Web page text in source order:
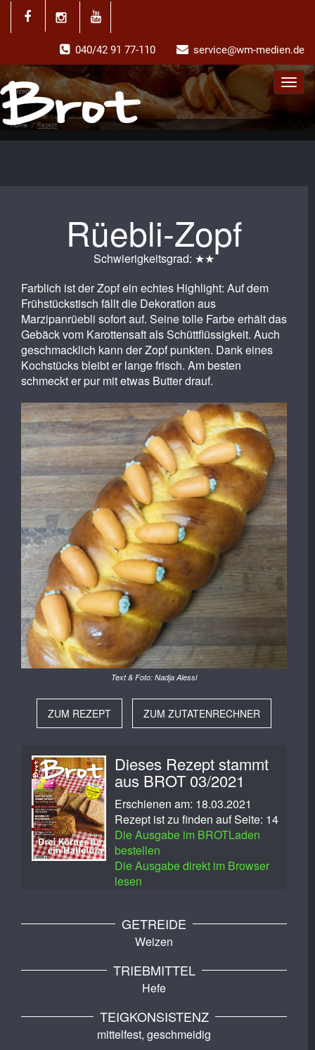
040/42 91 77-110 service@wm-medien.de
Rezept
Home / Rezept
Rüebli-Zopf
Schwierigkeitsgrad: ★★
Farblich ist der Zopf ein echtes Highlight: Auf dem
Frühstückstisch fällt die Dekoration aus
Marzipanrüebli sofort auf. Seine tolle Farbe erhält das
Gebäck vom Karottensaft als Schüttflüssigkeit. Auch
geschmacklich kann der Zopf punkten. Dank eines
Kochstücks bleibt er lange frisch. Am besten
schmeckt er pur mit etwas Butter drauf.
Text & Foto: Nadja Alessi
ZUM REZEPT ZUM ZUTATENRECHNER
Dieses Rezept stammt
aus BROT 03/2021
Erschienen am: 18.03.2021
Rezept ist zu finden auf Seite: 14
Die Ausgabe im BROTLaden
bestellen
Die Ausgabe direkt im Browser
lesen
GETREIDE
Weizen
TRIEBMITTEL
Hefe
TEIGKONSISTENZ
mittelfest, geschmeidig